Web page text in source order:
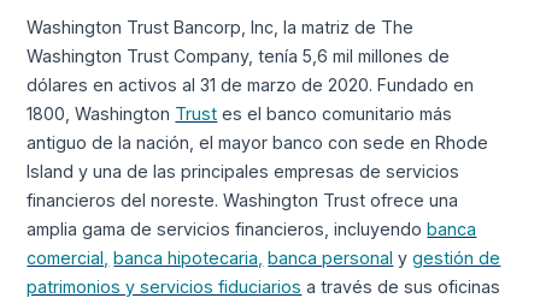
Washington Trust Bancorp, Inc, la matriz de The
Washington Trust Company, tenía 5,6 mil millones de
dólares en activos al 31 de marzo de 2020. Fundado en
1800, Washington Trust es el banco comunitario más
antiguo de la nación, el mayor banco con sede en Rhode
Island y una de las principales empresas de servicios
financieros del noreste. Washington Trust ofrece una
amplia gama de servicios financieros, incluyendobanca
comercial, banca hipotecaria, banca personal ygestión de
patrimonios y servicios fiduciarios a través de sus oficinas